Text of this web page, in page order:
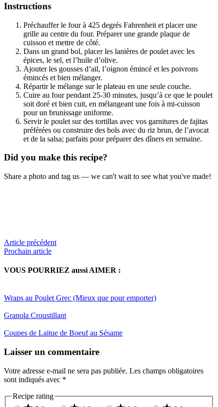
Instructions
Préchauffer le four à 425 degrés Fahrenheit et placer une
grille au centre du four. Préparer une grande plaque de
cuisson et mettre de côté.
Dans un grand bol, placer les lanières de poulet avec les
épices, le sel, et l’huile d’olive.
Ajouter les gousses d’ail, l’oignon émincé et les poivrons
émincés et bien mélanger.
Répartir le mélange sur le plateau en une seule couche.
Cuire au four pendant 25-30 minutes, jusqu’à ce que le poulet
soit doré et bien cuit, en mélangeant une fois à mi-cuisson
pour un brunissage uniforme.
Servir le poulet sur des tortillas avec vos garnitures de fajitas
préférées ou construire des bols avec du riz brun, de l’avocat
et de la salsa; parfaits pour préparer des dîners en semaine.
Did you make this recipe?
Share a photo and tag us — we can't wait to see what you've made!
Article précédent
Prochain article
VOUS POURRIEZ aussi AIMER :
Wraps au Poulet Grec (Mieux que pour emporter)
Granola Croustillant
Coupes de Laitue de Boeuf au Sésame
Interactions
Laisser un commentaire
Votre adresse e-mail ne sera pas publiée. Les champs obligatoires
sont indiqués avec *
Recipe rating